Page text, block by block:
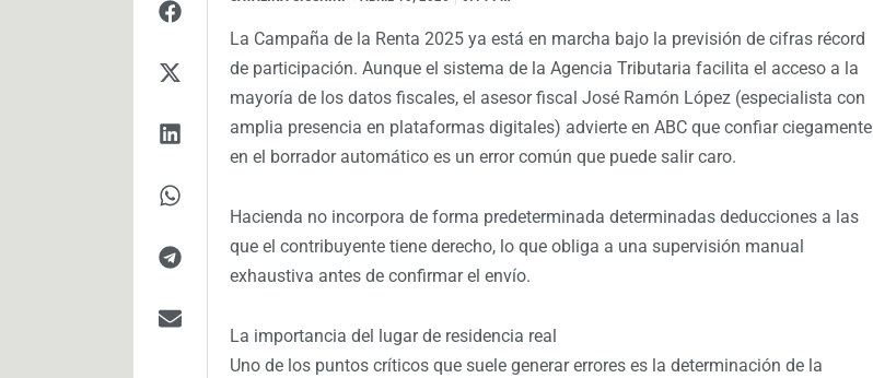
La Campaña de la Renta 2025 ya está en marcha bajo la previsión de cifras récord
de participación. Aunque el sistema de la Agencia Tributaria facilita el acceso a la
mayoría de los datos fiscales, el asesor fiscal José Ramón López (especialista con
amplia presencia en plataformas digitales) advierte en ABC que confiar ciegamente
en el borrador automático es un error común que puede salir caro.
Hacienda no incorpora de forma predeterminada determinadas deducciones a las
que el contribuyente tiene derecho, lo que obliga a una supervisión manual
exhaustiva antes de confirmar el envío.
La importancia del lugar de residencia real
Uno de los puntos críticos que suele generar errores es la determinación de la